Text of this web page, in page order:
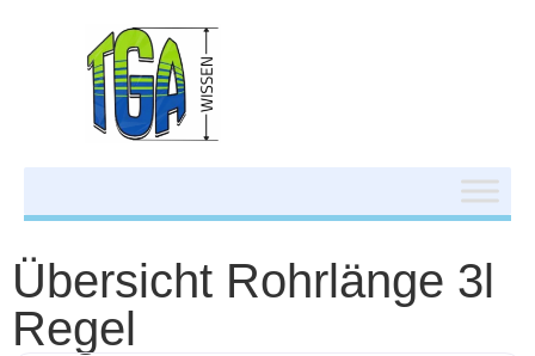
Übersicht Rohrlänge 3l
Regel